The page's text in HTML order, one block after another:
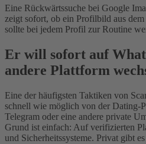
Eine Rückwärtssuche bei Google
zeigt sofort, ob ein Profilbild aus
sollte bei jedem Profil zur Routine
Er will sofort auf
andere Plattform
Eine der häufigsten Taktiken von
schnell wie möglich von der Dating-
Telegram oder eine andere private
Grund ist einfach: Auf verifizierten
und Sicherheitssysteme. Privat gibt